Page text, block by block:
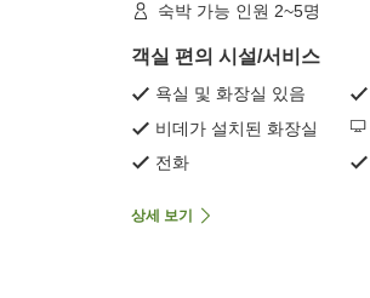
숙박 가능 인원 2~5명
객실 편의 시설/서비스
욕실 및 화장실 있음
비데가 설치된 화장실
전화
상세 보기